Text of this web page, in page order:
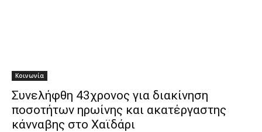
Κοινωνία
Συνελήφθη 43χρονος για διακίνηση
ποσοτήτων ηρωίνης και ακατέργαστης
κάνναβης στο Χαϊδάρι